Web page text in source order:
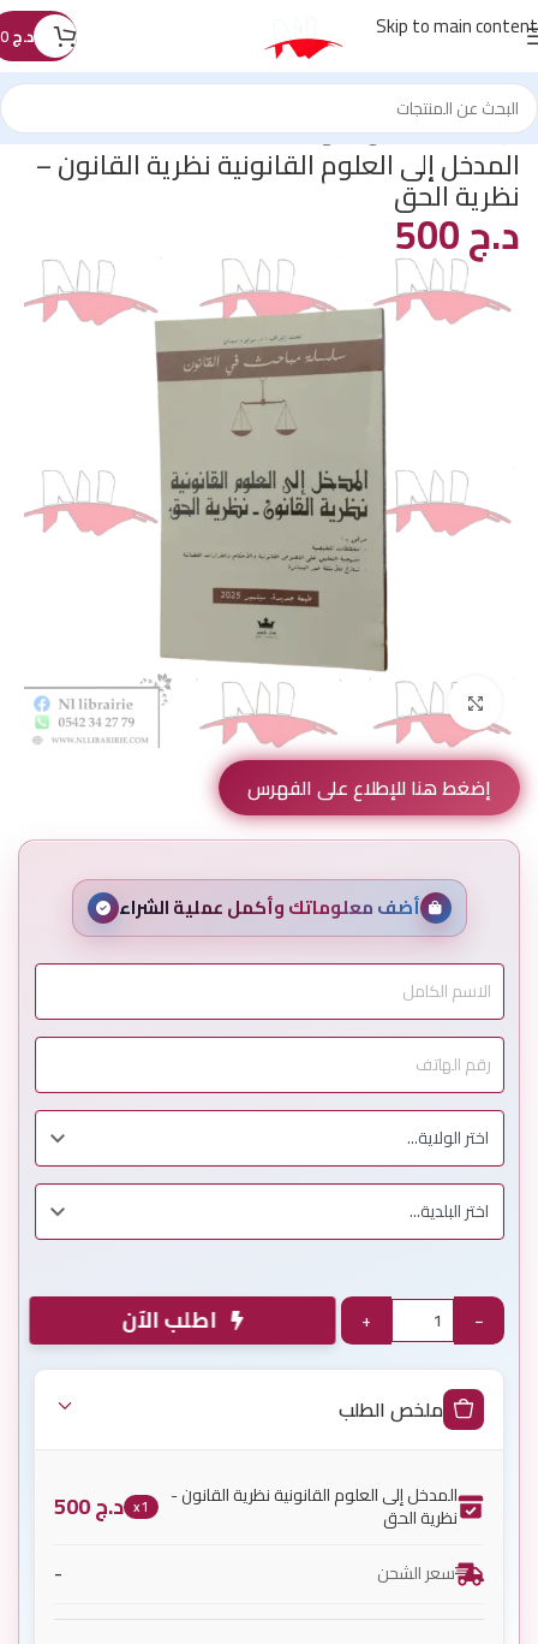
Skip to main content د.ج
الرئيسية/كتب القانون/المنهجية
المدخل إلى العلوم القانونية نظرية القانون –
نظرية الحق
د.ج
Click to enlarge
إضغط هنا للإطلاع على الفهرس
أضف معلوماتك وأكمل عملية الشراء
−
+ اطلب الآن
ملخص الطلب
المدخل إلى العلوم القانونية نظرية القانون -
نظرية الحق x1 د.ج
سعر الشحن -